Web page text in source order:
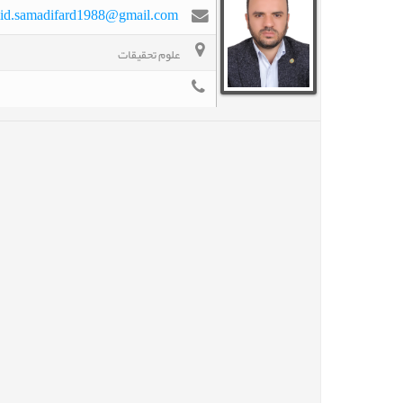
علوم تحقیقات